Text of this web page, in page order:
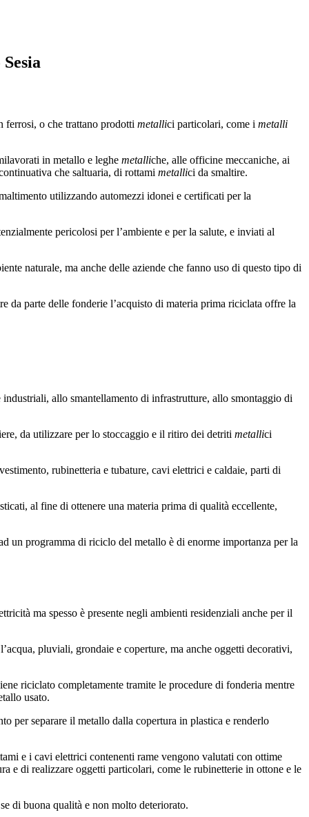
ferrosi, o che trattano prodotti metallici particolari, come i metalli
in metallo e leghe metalliche, alle officine meccaniche, ai
che saltuaria, di rottami metallici da smaltire.
utilizzando automezzi idonei e certificati per la
pericolosi per l’ambiente e per la salute, e inviati al
naturale, ma anche delle aziende che fanno uso di questo tipo di
da parte delle fonderie l’acquisto di materia prima riciclata offre la
allo smantellamento di infrastrutture, allo smontaggio di
da utilizzare per lo stoccaggio e il ritiro dei detriti metallici
rubinetteria e tubature, cavi elettrici e caldaie, parti di
al fine di ottenere una materia prima di qualità eccellente,
un programma di riciclo del metallo è di enorme importanza per la
ma spesso è presente negli ambienti residenziali anche per il
pluviali, grondaie e coperture, ma anche oggetti decorativi,
riciclato completamente tramite le procedure di fonderia mentre
usato.
per separare il metallo dalla copertura in plastica e renderlo
e i cavi elettrici contenenti rame vengono valutati con ottime
e di realizzare oggetti particolari, come le rubinetterie in ottone e le
di buona qualità e non molto deteriorato.